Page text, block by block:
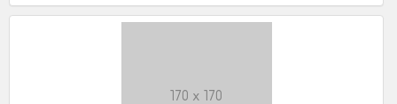
170 x 170